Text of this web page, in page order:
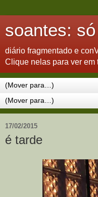
soantes:
diário fragmentado e
Clique nelas para ver em
17/02/2015
é tarde